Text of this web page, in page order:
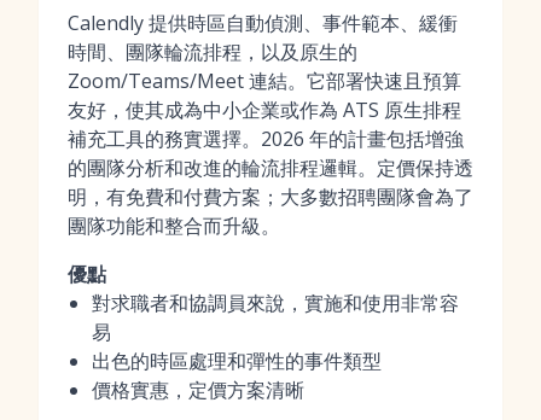
Calendly 提供時區自動偵測、事件範本、緩衝
時間、團隊輪流排程，以及原生的
Zoom/Teams/Meet 連結。它部署快速且預算
友好，使其成為中小企業或作為 ATS 原生排程
補充工具的務實選擇。2026 年的計畫包括增強
的團隊分析和改進的輪流排程邏輯。定價保持透
明，有免費和付費方案；大多數招聘團隊會為了
團隊功能和整合而升級。
優點
對求職者和協調員來說，實施和使用非常容
易
出色的時區處理和彈性的事件類型
價格實惠，定價方案清晰